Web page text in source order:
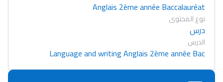
Anglais 2ème année Baccalauréat
نوع المحتوى
درس
الدرس
Language and writing Anglais 2ème année Bac